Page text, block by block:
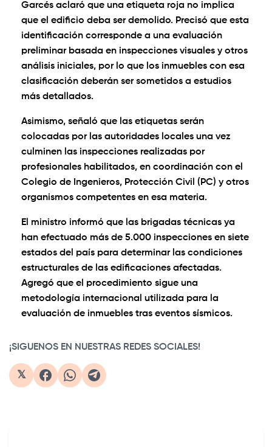
Garcés aclaró que una etiqueta roja no implica
que el edificio deba ser demolido. Precisó que esta
identificación corresponde a una evaluación
preliminar basada en inspecciones visuales y otros
análisis iniciales, por lo que los inmuebles con esa
clasificación deberán ser sometidos a estudios
más detallados.
Asimismo, señaló que las etiquetas serán
colocadas por las autoridades locales una vez
culminen las inspecciones realizadas por
profesionales habilitados, en coordinación con el
Colegio de Ingenieros, Protección Civil (PC) y otros
organismos competentes en esa materia.
El ministro informó que las brigadas técnicas ya
han efectuado más de 5.000 inspecciones en siete
estados del país para determinar las condiciones
estructurales de las edificaciones afectadas.
Agregó que el procedimiento sigue una
metodología internacional utilizada para la
evaluación de inmuebles tras eventos sísmicos.
¡SIGUENOS EN NUESTRAS REDES SOCIALES!
𝕏